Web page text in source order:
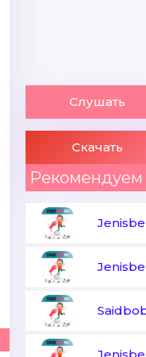
Слушать
Скачать
Рекомендуем